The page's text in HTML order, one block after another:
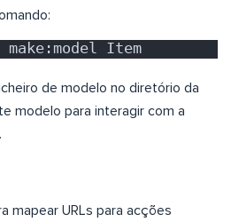
Item
de modelo no diretório da
modelo para interagir com a
mapear URLs para acções